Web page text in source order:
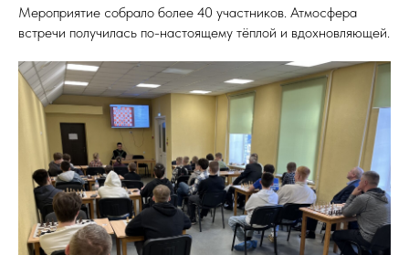
Мероприятие собрало более 40 участников. Атмосфера
встречи получилась по-настоящему тёплой и вдохновляющей.